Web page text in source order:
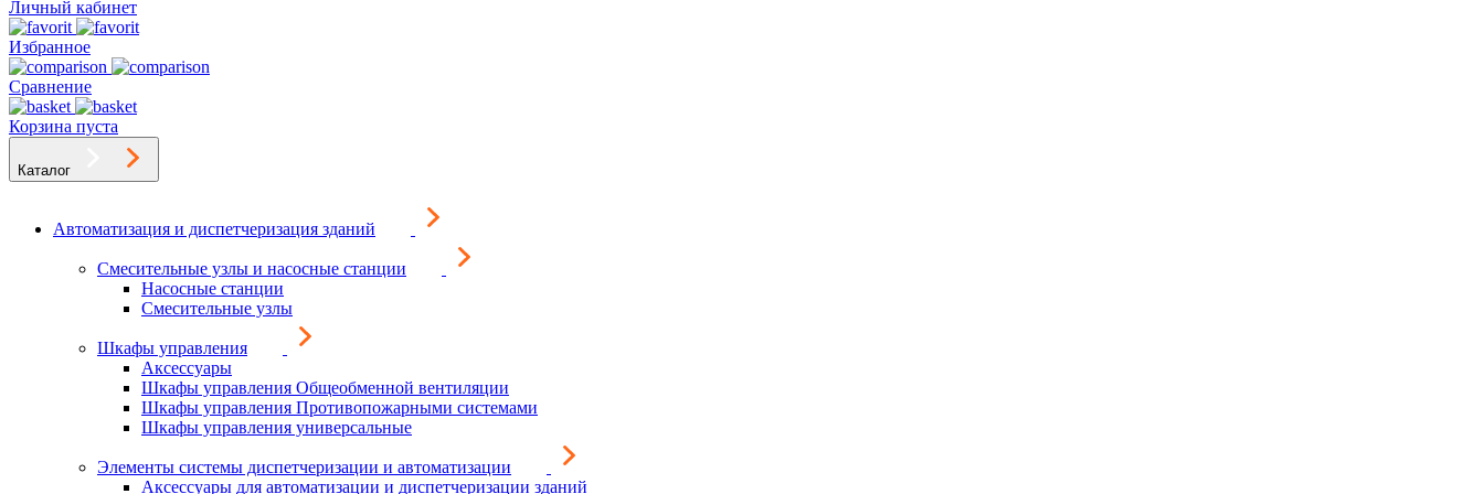
Личный кабинет
Избранное
Сравнение
Корзина пуста
Каталог
Автоматизация и диспетчеризация зданий
Смесительные узлы и насосные станции
Насосные станции
Смесительные узлы
Шкафы управления
Аксессуары
Шкафы управления Общеобменной вентиляции
Шкафы управления Противопожарными системами
Шкафы управления универсальные
Элементы системы диспетчеризации и автоматизации
Аксессуары для автоматизации и диспетчеризации зданий